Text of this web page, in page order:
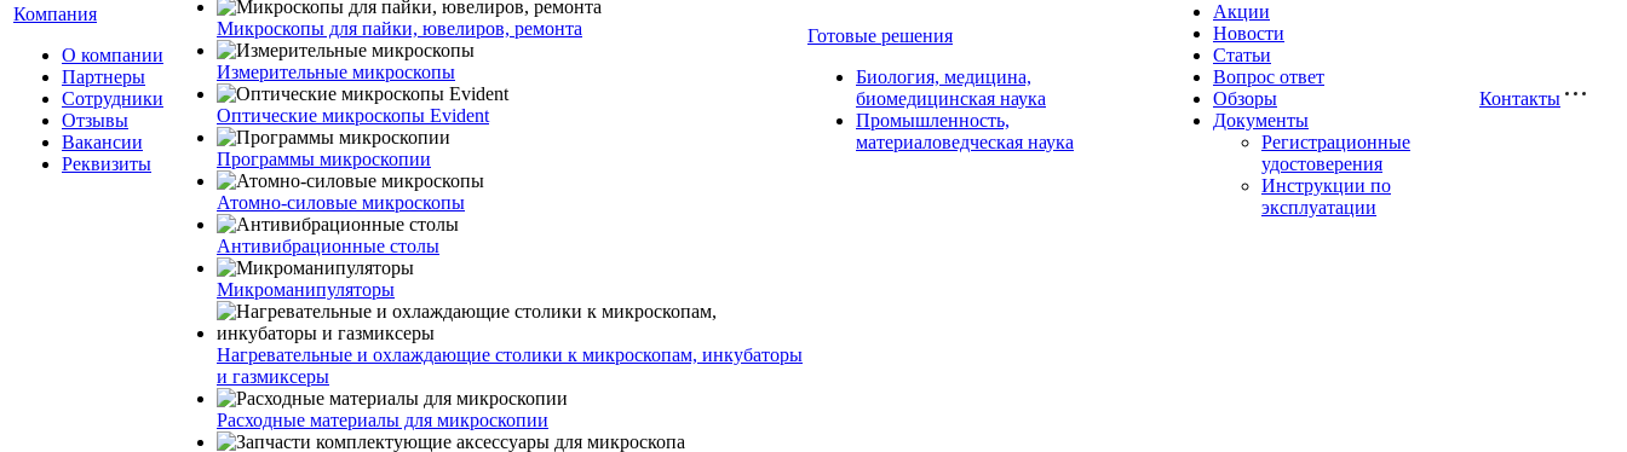
Компания
О компании
Партнеры
Сотрудники
Отзывы
Вакансии
Реквизиты
Микроскопы для пайки, ювелиров, ремонта
Измерительные микроскопы
Оптические микроскопы Evident
Программы микроскопии
Атомно-силовые микроскопы
Антивибрационные столы
Микроманипуляторы
Нагревательные и охлаждающие столики к микроскопам, инкубаторы
и газмиксеры
Расходные материалы для микроскопии
Готовые решения
Биология, медицина,
биомедицинская наука
Промышленность,
материаловедческая наука
Акции
Новости
Статьи
Вопрос ответ
Обзоры
Документы
Регистрационные
удостоверения
Инструкции по
эксплуатации
Контакты